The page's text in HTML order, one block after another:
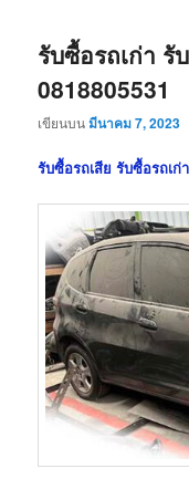
รับซื้อรถเก่า รั
0818805531
เขียนบนมีนาคม 7, 2023
รับซื้อรถเสีย รับซื้อรถเ